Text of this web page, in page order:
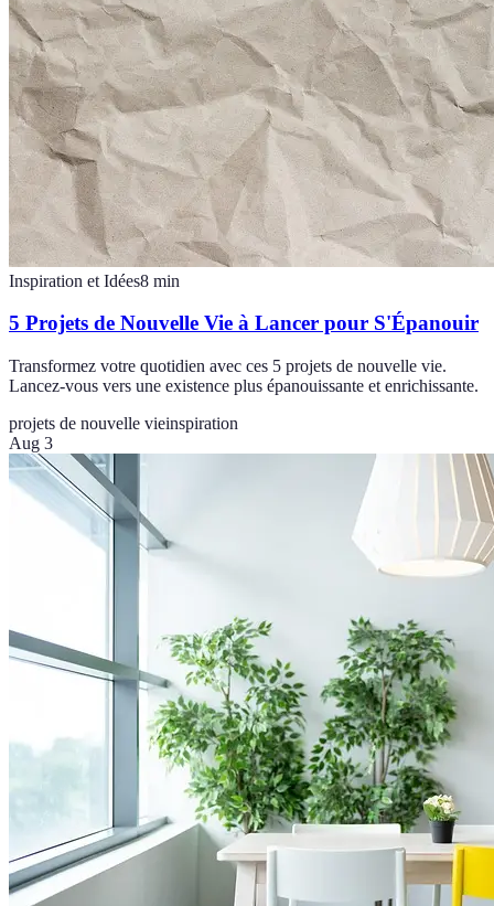
Inspiration et Idées8 min
5 Projets de Nouvelle Vie à Lancer pour S'Épanouir
Transformez votre quotidien avec ces 5 projets de nouvelle vie.
Lancez-vous vers une existence plus épanouissante et enrichissante.
projets de nouvelle vieinspiration
Aug 3